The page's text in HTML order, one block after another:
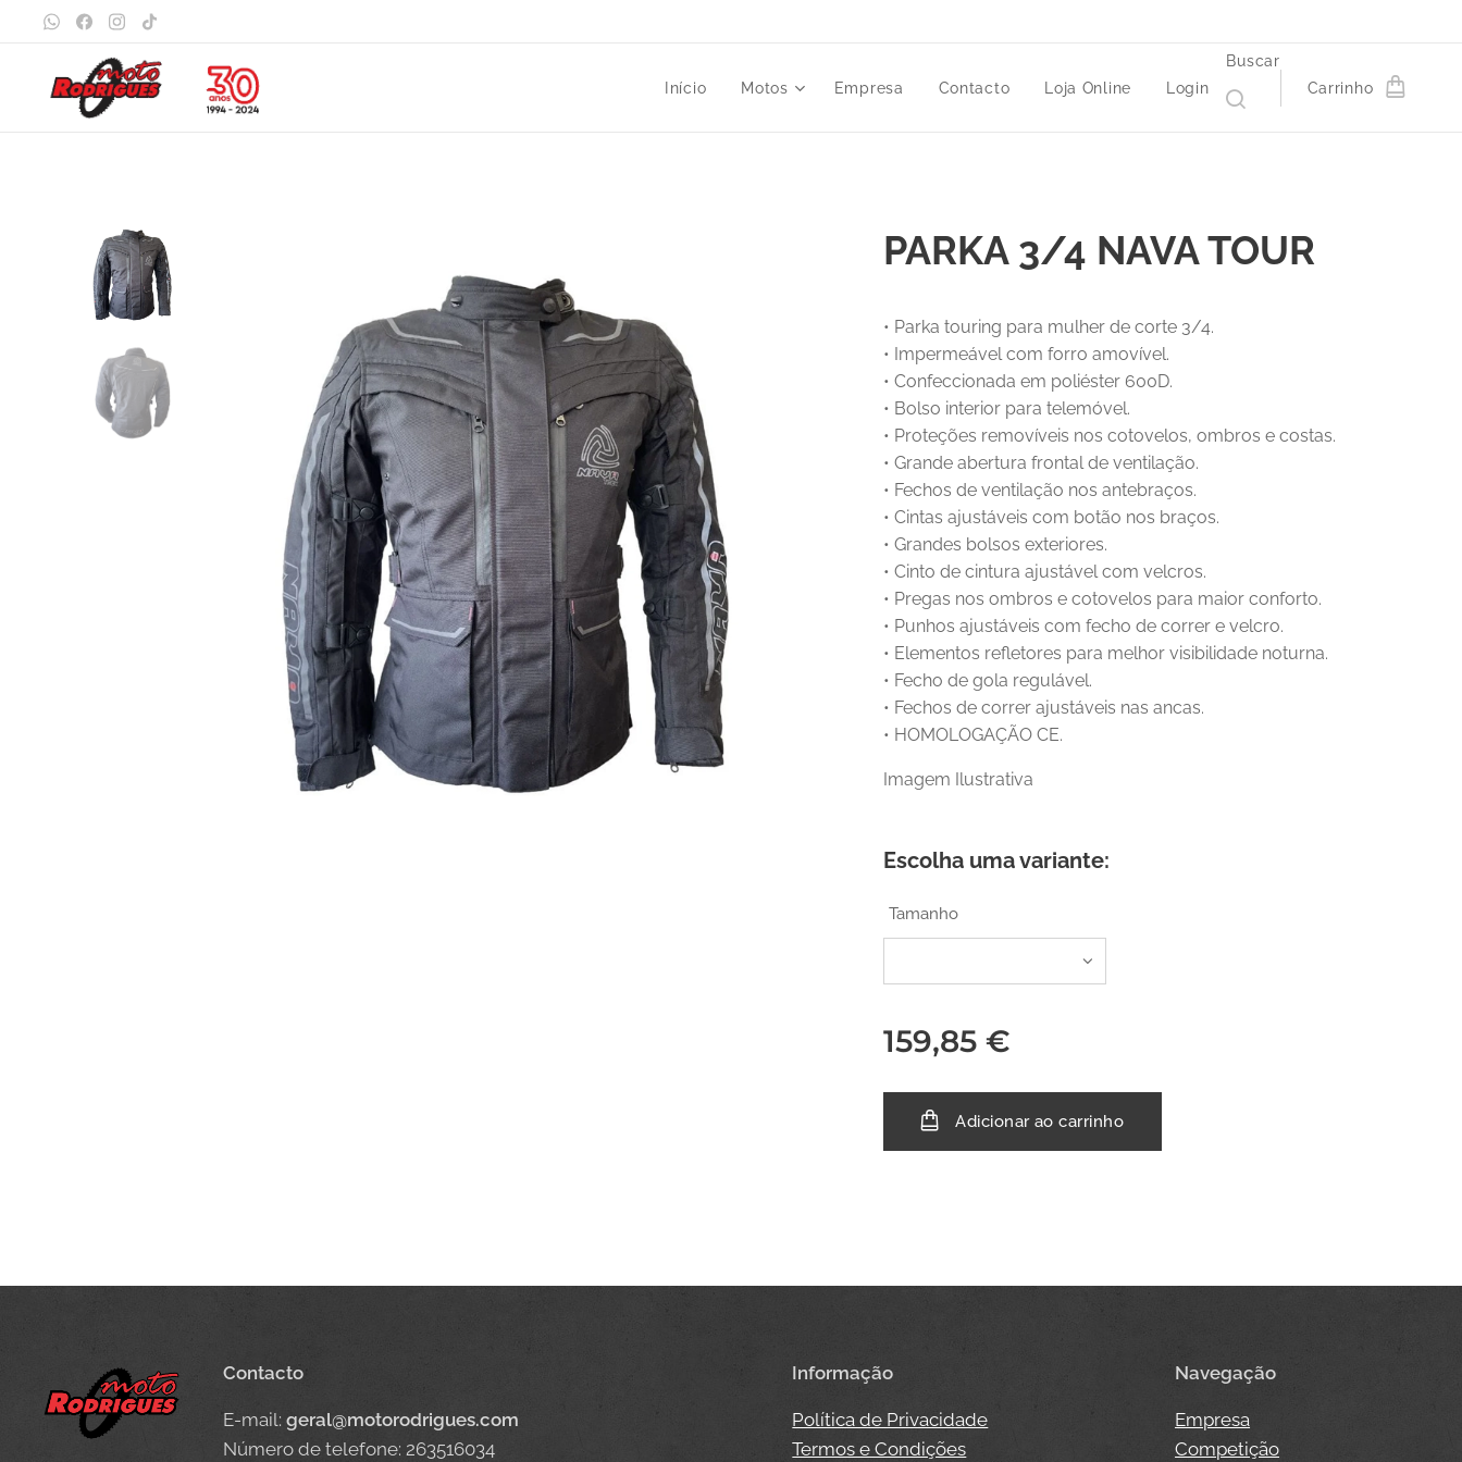
Início Motos Empresa Contacto Loja Online Login
Buscar
Carrinho
PARKA 3/4 NAVA TOUR
• Parka touring para mulher de corte 3/4.
• Impermeável com forro amovível.
• Confeccionada em poliéster 600D.
• Bolso interior para telemóvel.
• Proteções removíveis nos cotovelos, ombros e costas.
• Grande abertura frontal de ventilação.
• Fechos de ventilação nos antebraços.
• Cintas ajustáveis com botão nos braços.
• Grandes bolsos exteriores.
• Cinto de cintura ajustável com velcros.
• Pregas nos ombros e cotovelos para maior conforto.
• Punhos ajustáveis com fecho de correr e velcro.
• Elementos refletores para melhor visibilidade noturna.
• Fecho de gola regulável.
• Fechos de correr ajustáveis nas ancas.
• HOMOLOGAÇÃO CE.
Imagem Ilustrativa
Escolha uma variante:
Tamanho
159,85 €
Adicionar ao carrinho
Contacto
E-mail: geral@motorodrigues.com
Número de telefone: 263516034
Informação
Política de Privacidade
Termos e Condições
Navegação
Empresa
Competição